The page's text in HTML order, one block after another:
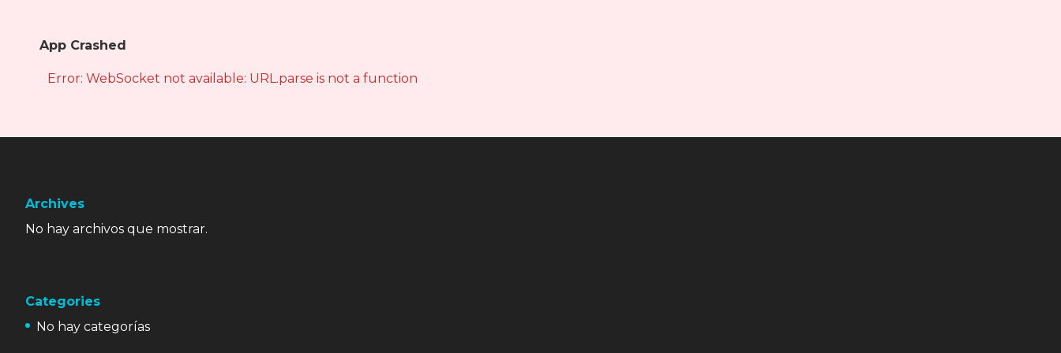
App Crashed
Error: WebSocket not available: URL.parse is not a function
Archives
No hay archivos que mostrar.
Categories
No hay categorías